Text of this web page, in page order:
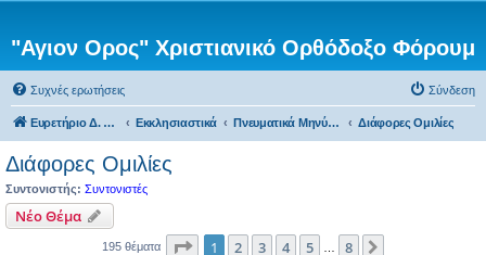
"Αγιον Ορος" Χριστιανικό Ορθόδοξο Φόρουμ
Συχνές ερωτήσεις Σύνδεση
Ευρετήριο Δ. Συζήτησης Εκκλησιαστικά Πνευματικά Μηνύματα Διάφορες Ομιλίες
Διάφορες Ομιλίες
Συντονιστής: Συντονιστές
Νέο Θέμα
195 θέματα Σελίδα από8
1 2 3 4 5 8